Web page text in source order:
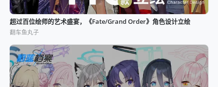
超过百位绘师的艺术盛宴，《Fate/Grand Order》角色设计立绘
翻车鱼丸子